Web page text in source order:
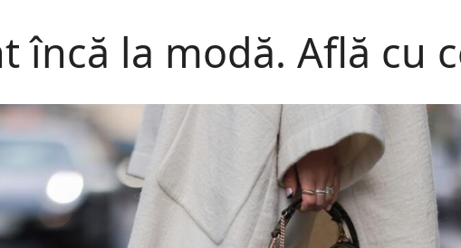
încă la modă. Află cu